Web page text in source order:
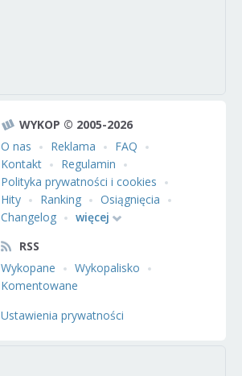
WYKOP © 2005-2026
O nas
Reklama
FAQ
Kontakt
Regulamin
Polityka prywatności i cookies
Hity
Ranking
Osiągnięcia
Changelog
więcej
RSS
Wykopane
Wykopalisko
Komentowane
Ustawienia prywatności